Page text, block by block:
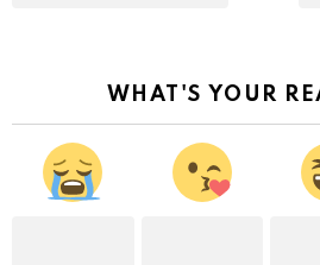
WHAT'S YOUR